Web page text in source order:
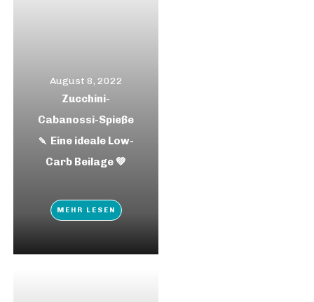
August 8, 2022
Zucchini-
Cabanossi-Spieße
🍡 Eine ideale Low-
Carb Beilage 💚
MEHR LESEN